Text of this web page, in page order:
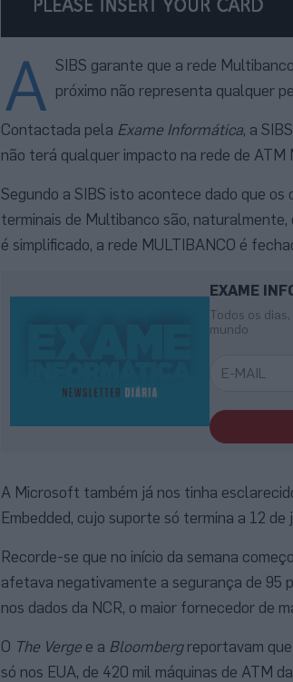
A SIBS garante que a rede
próximo não representa qualquer
Contactada pela Exame Informática, a
não terá qualquer impacto na rede de ATM
Segundo a SIBS isto acontece dado que
terminais de Multibanco são,
é simplificado, a rede MULTIBANCO é
EXAME
Todos os
mundo
A Microsoft também já nos tinha
Embedded, cujo suporte só termina a 12 de
Recorde-se que no início da semana
afetava negativamente a segurança de 95
nos dados da NCR, o maior fornecedor de
O The Verge e a Bloombergreportavam que
só nos EUA, de 420 mil máquinas de ATM